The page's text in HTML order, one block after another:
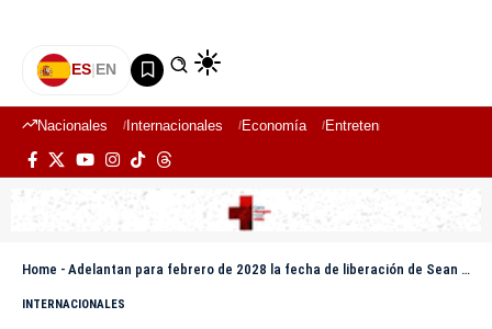
ES|EN
Nacionales Internacionales Economía Entretenimiento
Home - Adelantan para febrero de 2028 la fecha de liberación de Sean “Diddy” Combs
INTERNACIONALES